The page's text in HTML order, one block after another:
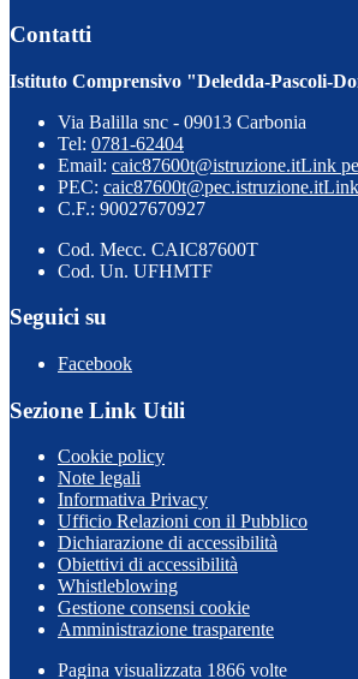
Contatti
Istituto Comprensivo "Deledda-Pascoli-
Via Balilla snc - 09013 Carbonia
Tel: 0781-62404
Email: caic87600t@istruzione.itLink
PEC: caic87600t@pec.istruzione.it
C.F.: 90027670927
Cod. Mecc. CAIC87600T
Cod. Un. UFHMTF
Seguici su
Facebook
Sezione Link Utili
Cookie policy
Note legali
Informativa Privacy
Ufficio Relazioni con il Pubblico
Dichiarazione di accessibilità
Obiettivi di accessibilità
Whistleblowing
Gestione consensi cookie
Amministrazione trasparente
Pagina visualizzata 1866 volte